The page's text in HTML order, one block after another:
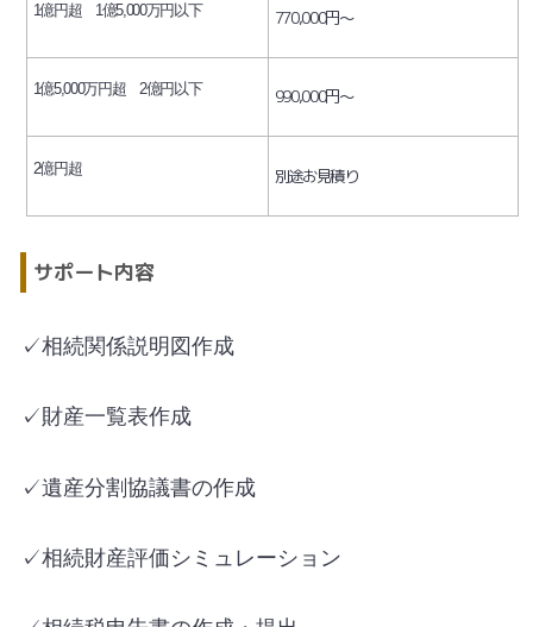
1億円超 1億5,000万円以下 770,000円～
1億5,000万円超 2億円以下 990,000円～
2億円超 別途お見積り
サポート内容
✓相続関係説明図作成
✓財産一覧表作成
✓遺産分割協議書の作成
✓相続財産評価シミュレーション